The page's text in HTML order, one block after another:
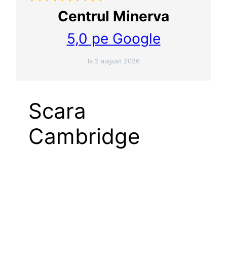
Centrul Minerva
5,0 pe Google
la 2 august 2026
Scara
Cambridge